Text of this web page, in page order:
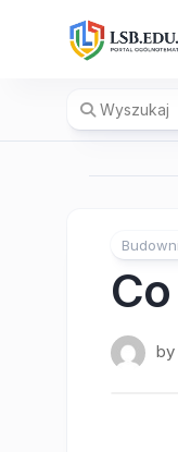
by